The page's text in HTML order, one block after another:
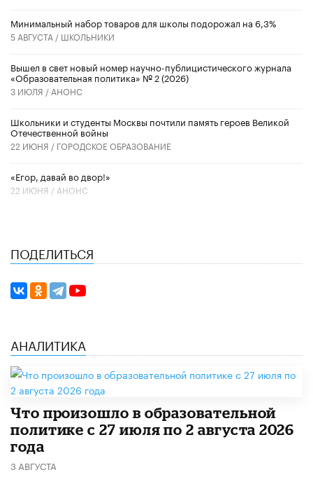
Минимальный набор товаров для школы подорожал на 6,3%
5 АВГУСТА / ШКОЛЬНИКИ
Вышел в свет новый номер научно-публицистического журнала
«Образовательная политика» № 2 (2026)
3 ИЮЛЯ / АНОНС
Школьники и студенты Москвы почтили память героев Великой
Отечественной войны
22 ИЮНЯ / ГОРОДСКОЕ ОБРАЗОВАНИЕ
«Егор, давай во двор!»
22 ИЮНЯ / АНОНС
ПОДЕЛИТЬСЯ
АНАЛИТИКА
​Что произошло в образовательной
политике с 27 июля по 2 августа 2026
года
3 АВГУСТА